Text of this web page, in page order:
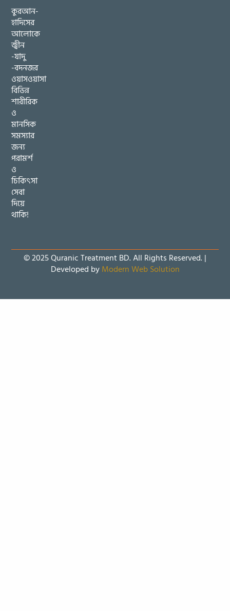
কুরআন-
হাদিসের
আলোকে
জ্বীন
-যাদু
-বদনজর
ওয়াসওয়াসা
বিভিন্ন
শারীরিক
ও
মানসিক
সমস্যার
জন্য
পরামর্শ
ও
চিকিৎসা
সেবা
দিয়ে
থাকি!
© 2025 Quranic Treatment BD. All Rights Reserved. |
Developed byModern Web Solution